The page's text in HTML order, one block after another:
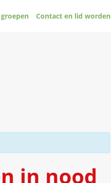
Contact en lid worden
in nood